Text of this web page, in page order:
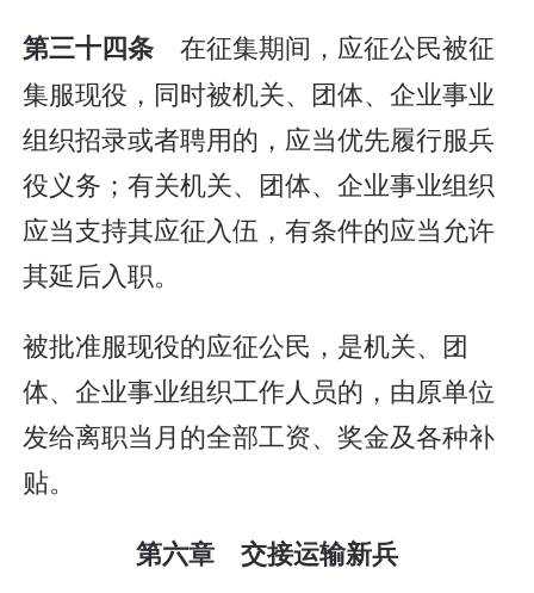
第三十四条 在征集期间，应征公民被征
集服现役，同时被机关、团体、企业事业
组织招录或者聘用的，应当优先履行服兵
役义务；有关机关、团体、企业事业组织
应当支持其应征入伍，有条件的应当允许
其延后入职。
被批准服现役的应征公民，是机关、团
体、企业事业组织工作人员的，由原单位
发给离职当月的全部工资、奖金及各种补
贴。
第六章 交接运输新兵